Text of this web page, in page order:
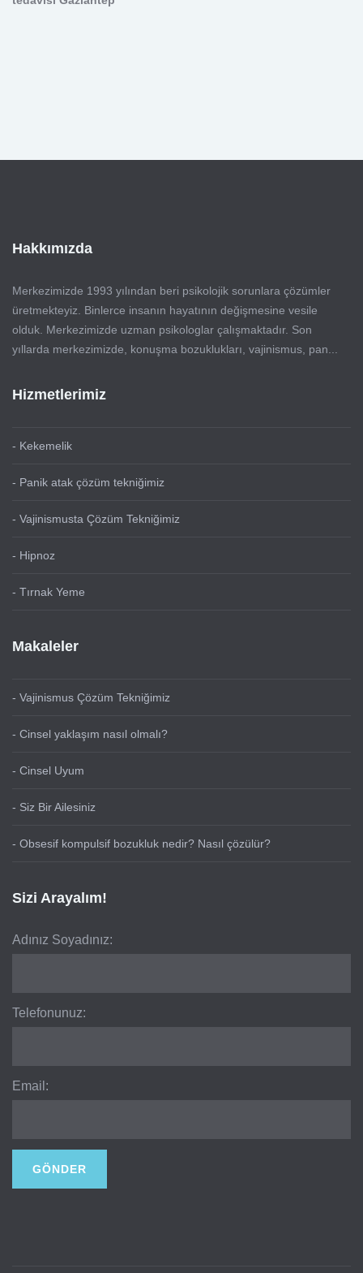
Hakkımızda
Merkezimizde 1993 yılından beri psikolojik sorunlara çözümler
üretmekteyiz. Binlerce insanın hayatının değişmesine vesile
olduk. Merkezimizde uzman psikologlar çalışmaktadır. Son
yıllarda merkezimizde, konuşma bozuklukları, vajinismus, pan...
Hizmetlerimiz
- Kekemelik
- Panik atak çözüm tekniğimiz
- Vajinismusta Çözüm Tekniğimiz
- Hipnoz
- Tırnak Yeme
Makaleler
- Vajinismus Çözüm Tekniğimiz
- Cinsel yaklaşım nasıl olmalı?
- Cinsel Uyum
- Siz Bir Ailesiniz
- Obsesif kompulsif bozukluk nedir? Nasıl çözülür?
Sizi Arayalım!
Adınız Soyadınız:
Telefonunuz:
Email: